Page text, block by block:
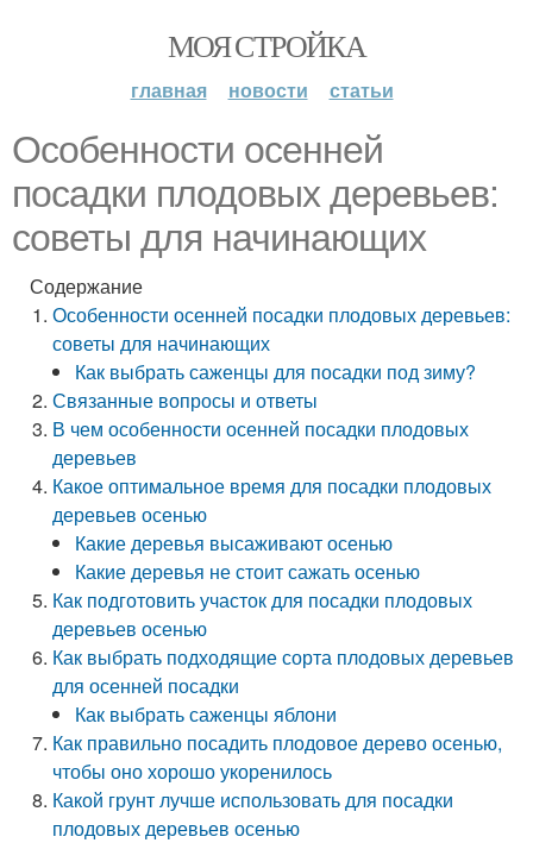
МОЯ СТРОЙКА
главная новости статьи
Особенности осенней
посадки плодовых деревьев:
советы для начинающих
Содержание
Особенности осенней посадки плодовых деревьев:
советы для начинающих
Как выбрать саженцы для посадки под зиму?
Связанные вопросы и ответы
В чем особенности осенней посадки плодовых
деревьев
Какое оптимальное время для посадки плодовых
деревьев осенью
Какие деревья высаживают осенью
Какие деревья не стоит сажать осенью
Как подготовить участок для посадки плодовых
деревьев осенью
Как выбрать подходящие сорта плодовых деревьев
для осенней посадки
Как выбрать саженцы яблони
Как правильно посадить плодовое дерево осенью,
чтобы оно хорошо укоренилось
Какой грунт лучше использовать для посадки
плодовых деревьев осенью